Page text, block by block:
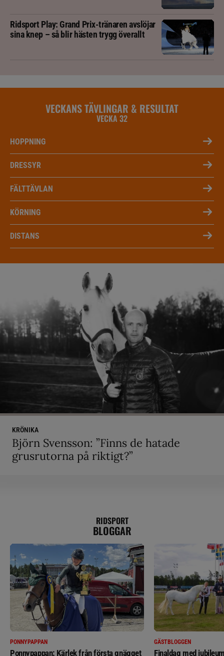
Ridsport Play: Grand Prix-tränaren avslöjar
sina knep – så blir hästen trygg överallt
VECKANS TÄVLINGAR & RESULTAT
VECKA 32
HOPPNING
DRESSYR
FÄLTTÄVLAN
KÖRNING
DISTANS
KRÖNIKA
Björn Svensson: ”Finns de hatade
grusrutorna på riktigt?”
RIDSPORT
BLOGGAR
PONNYPAPPAN
Ponnypappan: Kärlek från första gnägget
GÄSTBLOGGEN
Finaldag med